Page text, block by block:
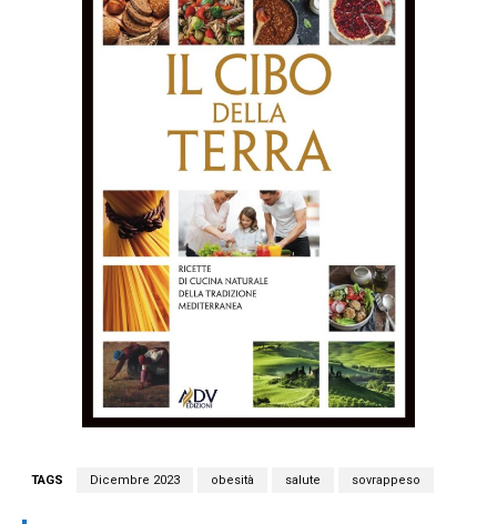
TAGS Dicembre 2023 obesità salute sovrappeso